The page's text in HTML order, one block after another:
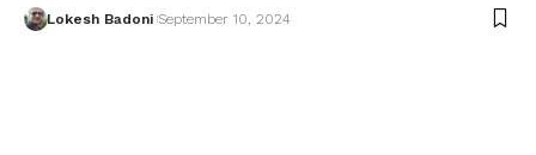
Lokesh Badoni September 10, 2024